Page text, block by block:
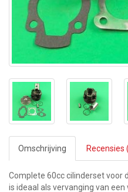
Omschrijving Recensies
Complete 60cc cilinderset voor
is ideaal als vervanging van